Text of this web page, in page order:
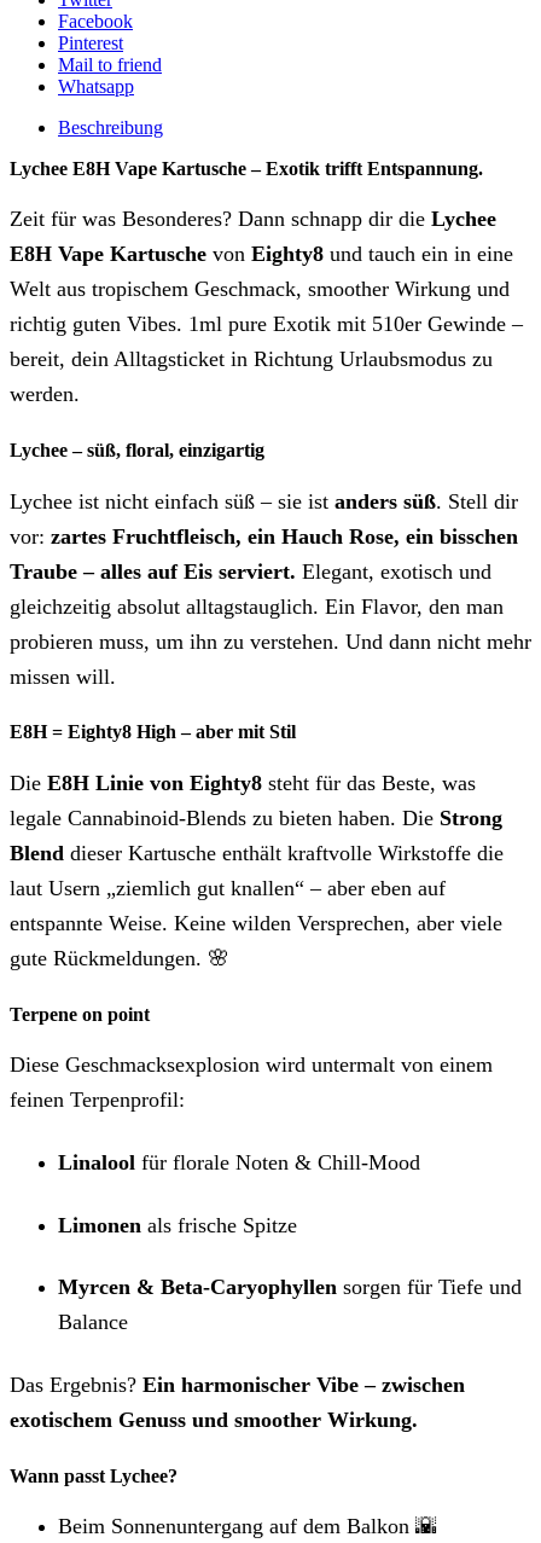
Facebook
Pinterest
Mail to friend
Whatsapp
Beschreibung
Lychee E8H Vape Kartusche – Exotik trifft Entspannung.
Zeit für was Besonderes? Dann schnapp dir die Lychee
E8H Vape Kartusche von Eighty8 und tauch ein in eine
Welt aus tropischem Geschmack, smoother Wirkung und
richtig guten Vibes. 1ml pure Exotik mit 510er Gewinde –
bereit, dein Alltagsticket in Richtung Urlaubsmodus zu
werden.
Lychee – süß, floral, einzigartig
Lychee ist nicht einfach süß – sie ist anders süß. Stell dir
vor: zartes Fruchtfleisch, ein Hauch Rose, ein bisschen
Traube – alles auf Eis serviert. Elegant, exotisch und
gleichzeitig absolut alltagstauglich. Ein Flavor, den man
probieren muss, um ihn zu verstehen. Und dann nicht mehr
missen will.
E8H = Eighty8 High – aber mit Stil
Die E8H Linie von Eighty8 steht für das Beste, was
legale Cannabinoid-Blends zu bieten haben. Die Strong
Blend dieser Kartusche enthält kraftvolle Wirkstoffe die
laut Usern „ziemlich gut knallen“ – aber eben auf
entspannte Weise. Keine wilden Versprechen, aber viele
gute Rückmeldungen. 🌸
Terpene on point
Diese Geschmacksexplosion wird untermalt von einem
feinen Terpenprofil:
Linalool für florale Noten & Chill-Mood
Limonen als frische Spitze
Myrcen & Beta-Caryophyllen sorgen für Tiefe und
Balance
Das Ergebnis? Ein harmonischer Vibe – zwischen
exotischem Genuss und smoother Wirkung.
Wann passt Lychee?
Beim Sonnenuntergang auf dem Balkon 🌇